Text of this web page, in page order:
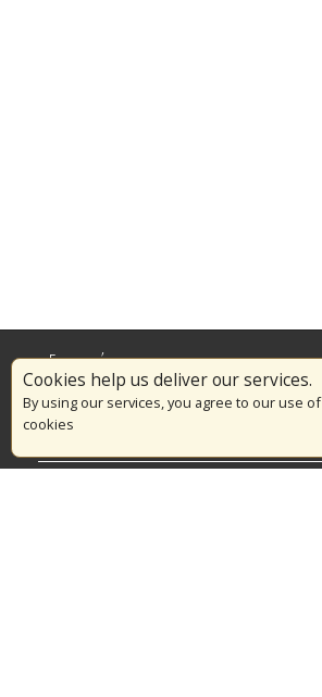
Cookies help us deliver our services.
By using our services, you agree to our use of
cookies
Επικαιρότητα
Το Πυροσβεστικό Σώμα